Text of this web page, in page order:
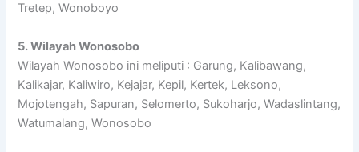
Tretep, Wonoboyo
5. Wilayah Wonosobo
Wilayah Wonosobo ini meliputi : Garung, Kalibawang,
Kalikajar, Kaliwiro, Kejajar, Kepil, Kertek, Leksono,
Mojotengah, Sapuran, Selomerto, Sukoharjo, Wadaslintang,
Watumalang, Wonosobo